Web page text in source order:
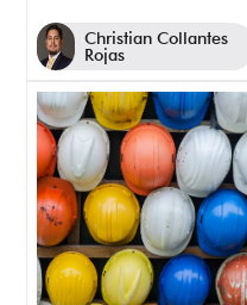
Christian Collantes
Rojas